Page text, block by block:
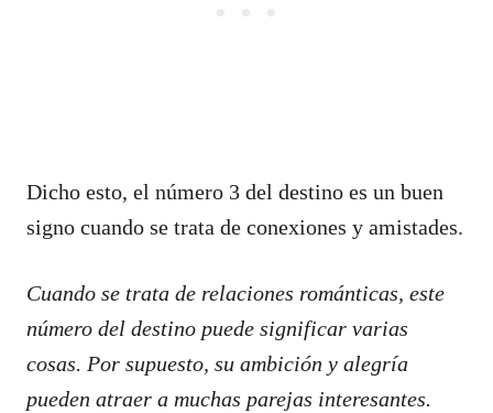
Dicho esto, el número 3 del destino es un buen
signo cuando se trata de conexiones y amistades.
Cuando se trata de relaciones románticas, este
número del destino puede significar varias
cosas. Por supuesto, su ambición y alegría
pueden atraer a muchas parejas interesantes.